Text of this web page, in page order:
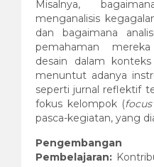
Misalnya,
menganalisis
dan bagaimana
pemahaman
desain dalam
menuntut adanya
seperti jurnal reflektif
fokus kelompok (
pasca-kegiatan, yang
Pembelajaran: